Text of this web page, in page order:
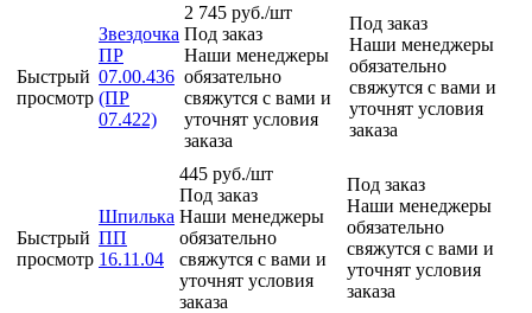
Быстрый
просмотр
Звездочка
ПР
07.00.436
(ПР
07.422)
2 745 руб./шт
Под заказ
Наши менеджеры
обязательно
свяжутся с вами и
уточнят условия
заказа
Под заказ
Наши менеджеры
обязательно
свяжутся с вами и
уточнят условия
заказа
Быстрый
просмотр
Шпилька
ПП
16.11.04
445 руб./шт
Под заказ
Наши менеджеры
обязательно
свяжутся с вами и
уточнят условия
заказа
Под заказ
Наши менеджеры
обязательно
свяжутся с вами и
уточнят условия
заказа